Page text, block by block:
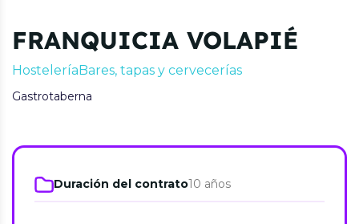
FRANQUICIA VOLAPIÉ
HosteleríaBares, tapas y cervecerías
Gastrotaberna
Duración del contrato10 años